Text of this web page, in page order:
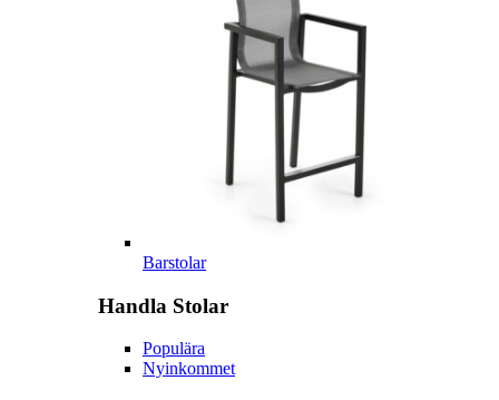
Barstolar
Handla Stolar
Populära
Nyinkommet